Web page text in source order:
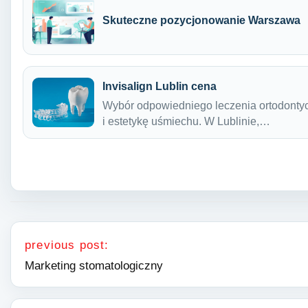
Skuteczne pozycjonowanie Warszawa
Invisalign Lublin cena
Wybór odpowiedniego leczenia
i estetykę uśmiechu. W Lublinie,…
Nawigacja wpisu
previous post:
Marketing stomatologiczny